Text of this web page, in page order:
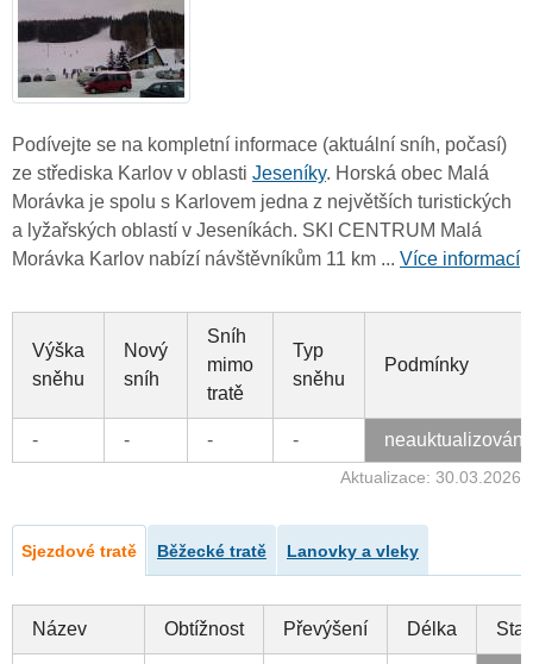
Podívejte se na kompletní informace (aktuální sníh, počasí)
ze střediska Karlov v oblasti Jeseníky. Horská obec Malá
Morávka je spolu s Karlovem jedna z největších turistických
a lyžařských oblastí v Jeseníkách. SKI CENTRUM Malá
Morávka Karlov nabízí návštěvníkům 11 km ... Více informací
Výška
sněhu
Nový
sníh
Sníh
mimo
tratě
Typ
sněhu
Podmínky
- - - - neauktualizováno
Aktualizace: 30.03.2026
Sjezdové tratě Běžecké tratě Lanovky a vleky
Název Obtížnost Převýšení Délka Stav